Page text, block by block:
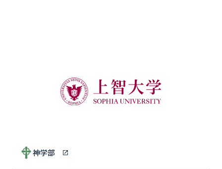
神学部